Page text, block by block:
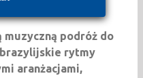
muzyczną podróż do
brazylijskie rytmy
aranżacjami,